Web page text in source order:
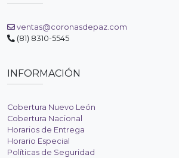
ventas@coronasdepaz.com
(81) 8310-5545
INFORMACIÓN
Cobertura Nuevo León
Cobertura Nacional
Horarios de Entrega
Horario Especial
Políticas de Seguridad